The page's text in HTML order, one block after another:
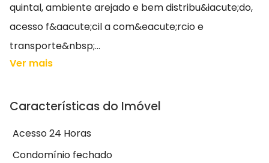
quintal, ambiente arejado e bem distribu&iacute;do,
acesso f&aacute;cil a com&eacute;rcio e
transporte&nbsp;...
Ver mais
Características do Imóvel
Acesso 24 Horas
Condomínio fechado